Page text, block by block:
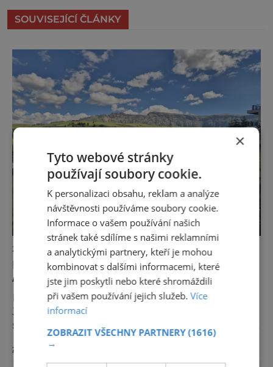
SOUVISEJÍCÍ ČLÁNKY
ZAJÍMAVOSTI
NEJKRÁSNĚJŠÍ LOUKA EVROPY ŘÍKÁ
AUTŮM DOST
Na první pohled to může působit paradoxně.
Jedna z nejfotografovanějších krajin Dolomit
se rozhodla, že návštěvníků nechce více, ale
méně. Alpe di Siusi, největší vysokohorská
louka v Evropě, zavádí od léta 2026 nová
zobrazit více >>
×
Tyto webové stránky
používají soubory cookie.
K personalizaci obsahu, reklam a analýze
návštěvnosti používáme soubory cookie.
Informace o vašem používání našich
stránek také sdílíme s našimi reklamními
a analytickými partnery, kteří je mohou
kombinovat s dalšími informacemi, které
jste jim poskytli nebo které shromáždili
při vašem používání jejich služeb.Více
informací
ZOBRAZIT VŠECHNY PARTNERY(1616)
→